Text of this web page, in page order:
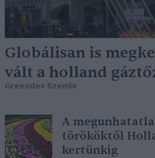
Globálisan is
vált a holland
Greendex Szemle
A
törököktől
kertünkig